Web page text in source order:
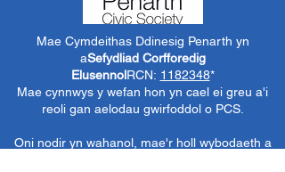
Mae Cymdeithas Ddinesig Penarth yn
aSefydliad Corfforedig
ElusennolRCN: 1182348*
Mae cynnwys y wefan hon yn cael ei greu a'i
reoli gan aelodau gwirfoddol o PCS.
Oni nodir yn wahanol, mae'r holl wybodaeth a